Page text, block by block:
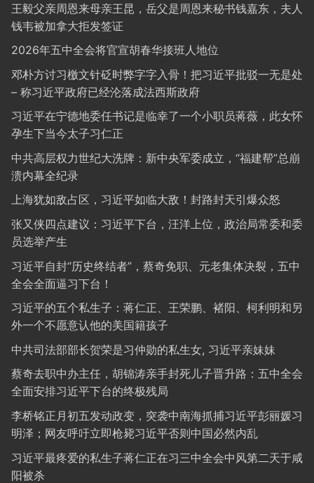
王毅父亲周恩来母亲王昆，岳父是周恩来秘书钱嘉东，夫人
钱韦被加拿大拒发签证
2026年五中全会将官宣胡春华接班人地位
邓朴方讨习檄文针砭时弊字字入骨！把习近平批驳一无是处
– 称习近平政府已经沦落成法西斯政府
习近平在宁德地委任书记是临幸了一个小职员蒋薇，此女怀
孕生下当今太子习仁正
中共高层权力世纪大洗牌：新中央军委成立，“福建帮”总崩
溃内幕全纪录
上海犹如敌占区，习近平如临大敌！封路封天引爆众怒
张又侠四点建议：习近平下台，汪洋上位，政治局常委和委
员选举产生
习近平自封“历史终结者”，蔡奇免职、元老集体决裂，五中
全会全面逼习下台！
习近平的五个私生子：蒋仁正、王荣鹏、褚阳、柯利明和另
外一个不愿意认他的美国籍孩子
中共司法部部长贺荣是习仲勋的私生女, 习近平亲妹妹
蔡奇去职中办主任，胡锦涛亲手封死儿子晋升路：五中全会
全面安排习近平下台的终极残局
李桥铭正月初五发动政变，突袭中南海抓捕习近平彭丽媛习
明泽；网友呼吁立即枪毙习近平否则中国必然内乱
习近平最疼爱的私生子蒋仁正在习三中全会中风第二天于咸
阳被杀